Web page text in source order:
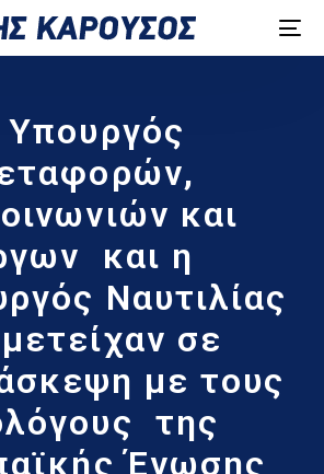
και
και η
Ναυτιλίας
σε
με τους
της
Ένωσης